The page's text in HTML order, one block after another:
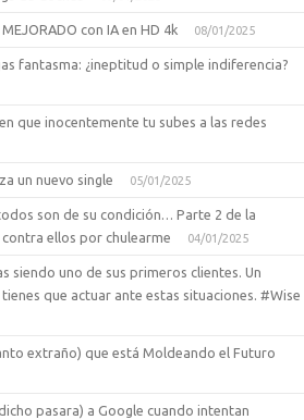
con IA en HD 4k 08/01/2025
fantasma: ¿ineptitud o simple indiferencia?
que inocentemente tu subes a las redes
un nuevo single 05/01/2025
son de su condición… Parte 2 de la
ellos por chulearme
04/01/2025
siendo uno de sus primeros clientes. Un
que actuar ante estas situaciones. #Wise
extraño) que está Moldeando el Futuro
pasara) a Google cuando intentan